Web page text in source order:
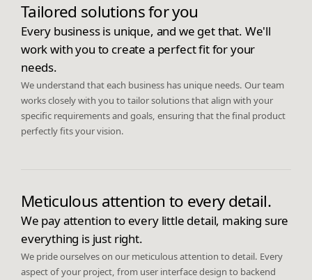
Tailored solutions for you
Every business is unique, and we get that. We'll
work with you to create a perfect fit for your
needs.
We understand that each business has unique needs. Our team
works closely with you to tailor solutions that align with your
specific requirements and goals, ensuring that the final product
perfectly fits your vision.
Meticulous attention to every detail.
We pay attention to every little detail, making sure
everything is just right.
We pride ourselves on our meticulous attention to detail. Every
aspect of your project, from user interface design to backend